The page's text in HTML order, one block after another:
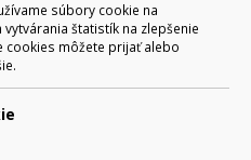
súbory cookie na
štatistík na zlepšenie
cookies môžete prijať alebo
gen. M. R. Štefánika 1, Brezno
048/28 56 302 Email: